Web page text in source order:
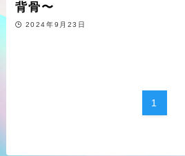
背骨〜
2024年9月23日
1